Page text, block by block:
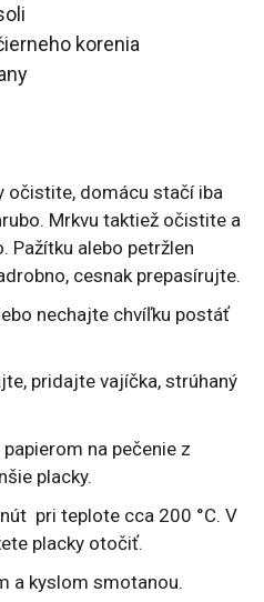
korenia
očistite, domácu stačí iba
Mrkvu taktiež očistite a
Pažítku alebo petržlen
cesnak prepasírujte.
nechajte chvíľku postáť
pridajte vajíčka, strúhaný
na pečenie z
placky.
pri teplote cca 200 °C. V
placky otočiť.
a kyslom smotanou.